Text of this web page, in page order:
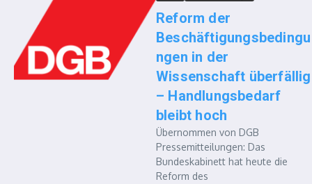
Reform der
Beschäftigungsbedingu
ngen in der
Wissenschaft überfällig
– Handlungsbedarf
bleibt hoch
Übernommen von DGB
Pressemitteilungen: Das
Bundeskabinett hat heute die
Reform des